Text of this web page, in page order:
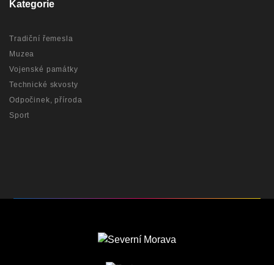
Kategorie
Tradiční řemesla
Muzea
Vojenské památky
Technické skvosty
Odpočinek, příroda
Sport